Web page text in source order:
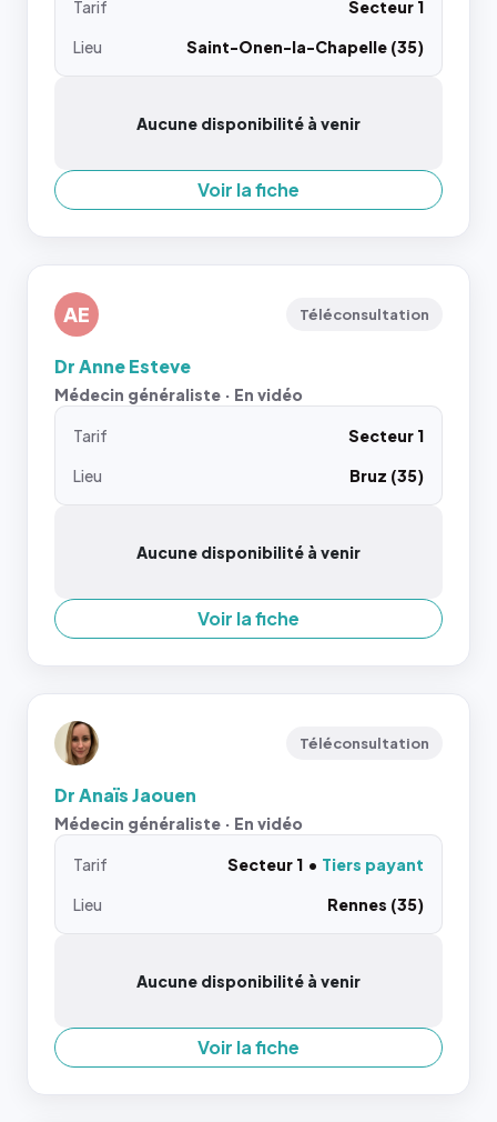
Tarif
Secteur 1
Lieu
Saint-Onen-la-Chapelle (35)
Aucune disponibilité à venir
Voir la fiche
AE Téléconsultation
Dr Anne Esteve
Médecin généraliste · En vidéo
Tarif
Secteur 1
Lieu
Bruz (35)
Aucune disponibilité à venir
Voir la fiche
Téléconsultation
Dr Anaïs Jaouen
Médecin généraliste · En vidéo
Tarif Secteur 1
Tiers payant
Lieu
Rennes (35)
Aucune disponibilité à venir
Voir la fiche